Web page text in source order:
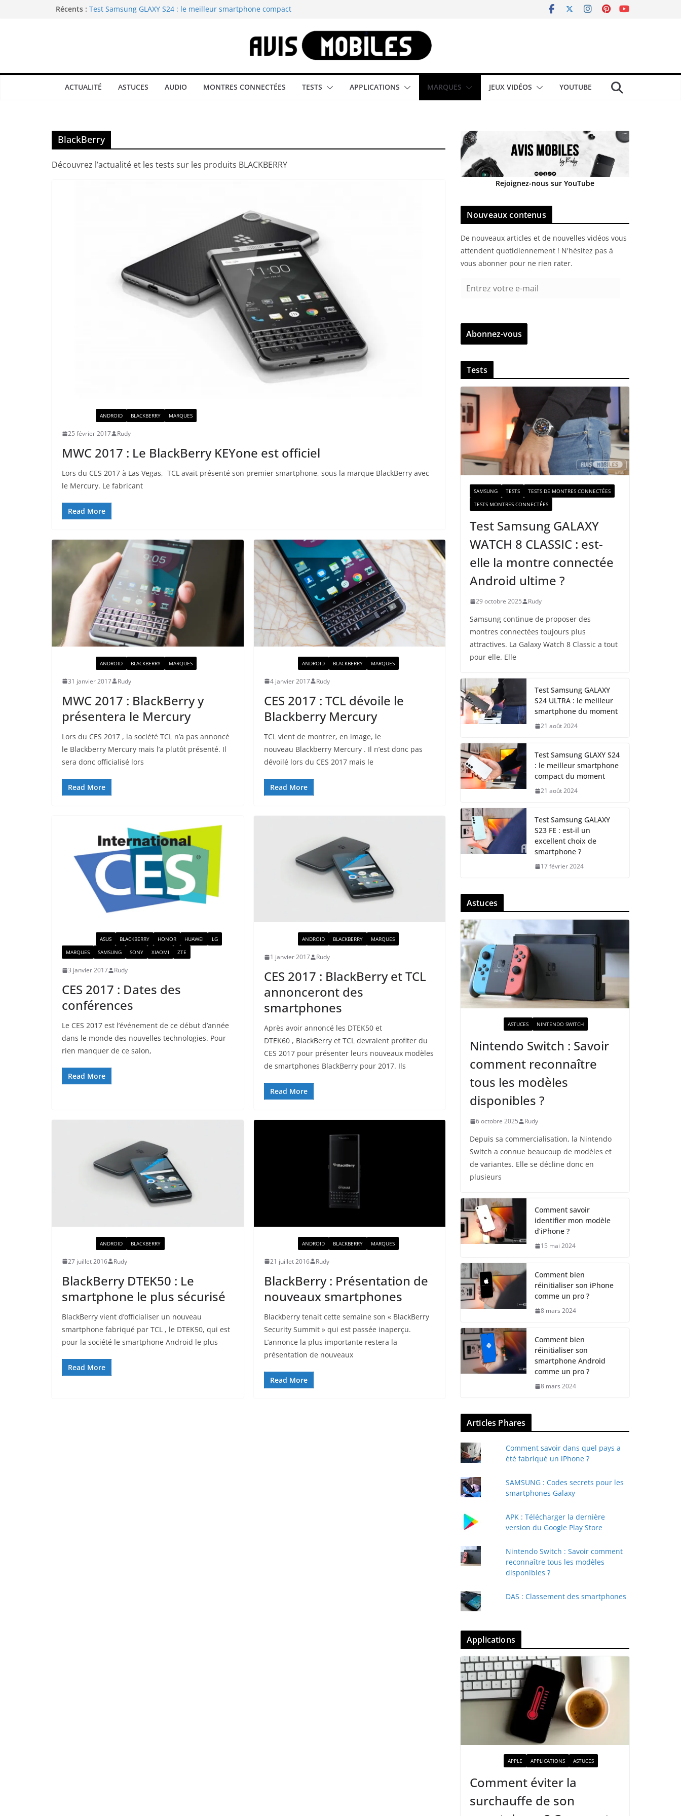
Récents : Test Samsung GLAXY S24 : le meilleur smartphone compact
Nintendo Switch : Savoir comment reconnaître tous les
Test Samsung GALAXY S24 ULTRA : le meilleur smartphone
ACTUALITÉ ASTUCES AUDIO MONTRES CONNECTÉES TESTS APPLICATIONS MARQUES JEUX VIDÉOS YOUTUBE
BlackBerry
Découvrez l’actualité et les tests sur les produits BLACKBERRY
ANDROID BLACKBERRY MARQUES
25 février 2017 Rudy
MWC 2017 : Le BlackBerry KEYone est officiel
Lors du CES 2017 à Las Vegas, TCL avait présenté son premier smartphone, sous la marque BlackBerry avec
le Mercury. Le fabricant
Read More
ANDROID BLACKBERRY MARQUES
31 janvier 2017 Rudy
MWC 2017 : BlackBerry y
présentera le Mercury
Lors du CES 2017 , la société TCL n’a pas annoncé
le Blackberry Mercury mais l’a plutôt présenté. Il
sera donc officialisé lors
Read More
ANDROID BLACKBERRY MARQUES
4 janvier 2017 Rudy
CES 2017 : TCL dévoile le
Blackberry Mercury
TCL vient de montrer, en image, le
nouveau Blackberry Mercury . Il n’est donc pas
dévoilé lors du CES 2017 mais le
Read More
ASUS BLACKBERRY HONOR HUAWEI
LG
MARQUES
SAMSUNG SONY XIAOMI ZTE
3 janvier 2017 Rudy
CES 2017 : Dates des
conférences
Le CES 2017 est l’événement de ce début d’année
dans le monde des nouvelles technologies. Pour
rien manquer de ce salon,
Read More
ANDROID BLACKBERRY MARQUES
1 janvier 2017 Rudy
CES 2017 : BlackBerry et TCL
annonceront des
smartphones
Après avoir annoncé les DTEK50 et
DTEK60 , BlackBerry et TCL devraient profiter du
CES 2017 pour présenter leurs nouveaux modèles
de smartphones BlackBerry pour 2017. Ils
Read More
ANDROID BLACKBERRY
27 juillet 2016 Rudy
BlackBerry DTEK50 : Le
smartphone le plus sécurisé
BlackBerry vient d’officialiser un nouveau
smartphone fabriqué par TCL , le DTEK50, qui est
pour la société le smartphone Android le plus
Read More
ANDROID BLACKBERRY MARQUES
21 juillet 2016 Rudy
BlackBerry : Présentation de
nouveaux smartphones
Blackberry tenait cette semaine son « BlackBerry
Security Summit » qui est passée inaperçu.
L’annonce la plus importante restera la
présentation de nouveaux
Read More
Rejoignez-nous sur YouTube
Nouveaux contenus
De nouveaux articles et de nouvelles vidéos vous
attendent quotidiennement ! N'hésitez pas à
vous abonner pour ne rien rater.
r
z
v
t
r
e
e
-
a
i
Abonnez-vous
Tests
SAMSUNG TESTS
TESTS DE MONTRES CONNECTÉES
TESTS MONTRES CONNECTÉES
Test Samsung GALAXY
WATCH 8 CLASSIC : est-
elle la montre connectée
Android ultime ?
29 octobre 2025 Rudy
Samsung continue de proposer des
montres connectées toujours plus
attractives. La Galaxy Watch 8 Classic a tout
pour elle. Elle
Test Samsung GALAXY
S24 ULTRA : le meilleur
smartphone du moment
21 août 2024
Test Samsung GLAXY S24
: le meilleur smartphone
compact du moment
21 août 2024
Test Samsung GALAXY
S23 FE : est-il un
excellent choix de
smartphone ?
17 février 2024
Astuces
ASTUCES NINTENDO SWITCH
Nintendo Switch : Savoir
comment reconnaître
tous les modèles
disponibles ?
6 octobre 2025 Rudy
Depuis sa commercialisation, la Nintendo
Switch a connue beaucoup de modèles et
de variantes. Elle se décline donc en
plusieurs
Comment savoir
identifier mon modèle
d’iPhone ?
15 mai 2024
Comment bien
réinitialiser son iPhone
comme un pro ?
8 mars 2024
Comment bien
réinitialiser son
smartphone Android
comme un pro ?
8 mars 2024
Articles Phares
Comment savoir dans quel pays a
été fabriqué un iPhone ?
SAMSUNG : Codes secrets pour les
smartphones Galaxy
APK : Télécharger la dernière
version du Google Play Store
Nintendo Switch : Savoir comment
reconnaître tous les modèles
disponibles ?
DAS : Classement des smartphones
Applications
APPLE APPLICATIONS ASTUCES
Comment éviter la
surchauffe de son